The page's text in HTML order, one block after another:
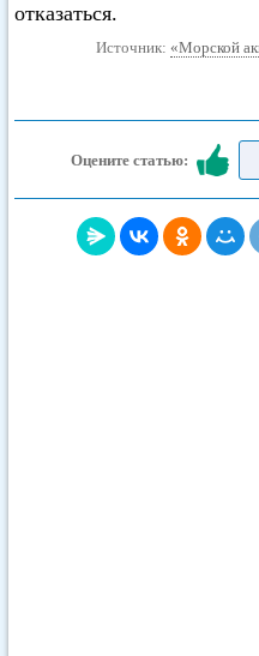
отказаться.
Источник: «Морской
Оцените статью: